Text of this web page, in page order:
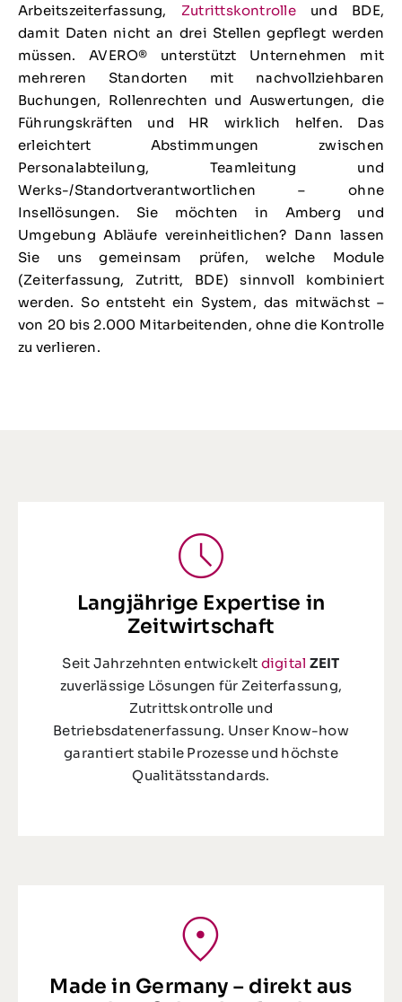
Arbeitszeiterfassung, Zutrittskontrolleund BDE,
damit Daten nicht an drei Stellen gepflegt werden
müssen. AVERO® unterstützt Unternehmen mit
mehreren Standorten mit nachvollziehbaren
Buchungen, Rollenrechten und Auswertungen, die
Führungskräften und HR wirklich helfen. Das
erleichtert Abstimmungen zwischen
Personalabteilung, Teamleitung und
Werks-/Standortverantwortlichen – ohne
Insellösungen. Sie möchten in Amberg und
Umgebung Abläufe vereinheitlichen? Dann lassen
Sie uns gemeinsam prüfen, welche Module
(Zeiterfassung, Zutritt, BDE) sinnvoll kombiniert
werden. So entsteht ein System, das mitwächst –
von 20 bis 2.000 Mitarbeitenden, ohne die Kontrolle
zu verlieren.
Langjährige Expertise in
Zeitwirtschaft
Seit Jahrzehnten entwickelt digital ZEIT
zuverlässige Lösungen für Zeiterfassung,
Zutrittskontrolle und
Betriebsdatenerfassung. Unser Know-how
garantiert stabile Prozesse und höchste
Qualitätsstandards.
Made in Germany – direkt aus